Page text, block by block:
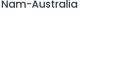
Nam-Australia